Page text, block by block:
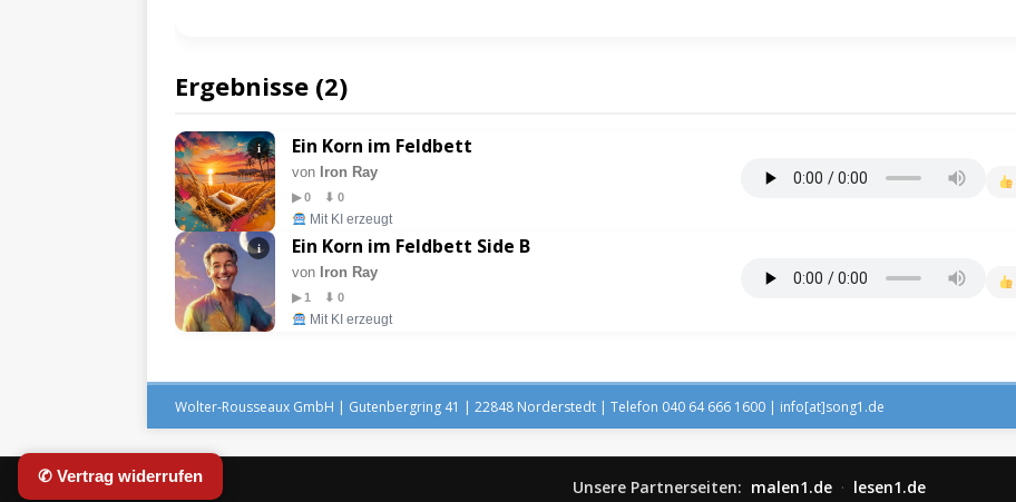
Ergebnisse (2)
i Ein Korn im Feldbett
von Iron Ray
▶ 0 ⬇ 0
Mit KI erzeugt
i Ein Korn im Feldbett Side B
von Iron Ray
▶ 1 ⬇ 0
Mit KI erzeugt
Wolter-Rousseaux GmbH | Gutenbergring 41 | 22848 Norderstedt | Telefon 040 64 666 1600 | info[at]song1.de
Unsere Partnerseiten: malen1.de · lesen1.de
✆ Vertrag widerrufen